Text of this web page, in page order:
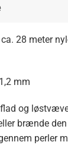
28 meter
mm
og
brænde
perler